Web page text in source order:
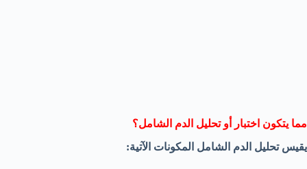
مما يتكون اختبار أو تحليل الدم الشامل؟
يقيس تحليل الدم الشامل المكونات الآتية: